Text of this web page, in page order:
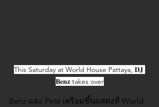
This Saturday at World House Pattaya, 𝐃𝐉
𝐁𝐞𝐧𝐳 takes over
Benz และ Pete เตรียมขึ้นแสดงที่ World